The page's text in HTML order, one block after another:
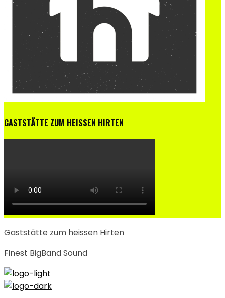
GASTSTÄTTE ZUM HEISSEN HIRTEN
Gaststätte zum heissen Hirten
Finest BigBand Sound